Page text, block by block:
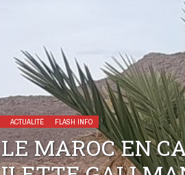
ACTUALITÉ FLASH INFO
MAROC EN